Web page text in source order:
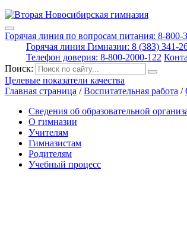
Горячая линия по вопросам питания: 8-800-
Горячая линия Гимназии: 8 (383) 341-
Телефон доверия: 8-800-2000-122
Поиск:
Целевые показатели качества
Главная страница /Воспитательная работа /
Сведения об образовательной
О гимназии
Учителям
Гимназистам
Родителям
Учебный процесс